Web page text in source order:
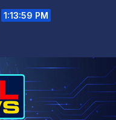
1:14:00 PM